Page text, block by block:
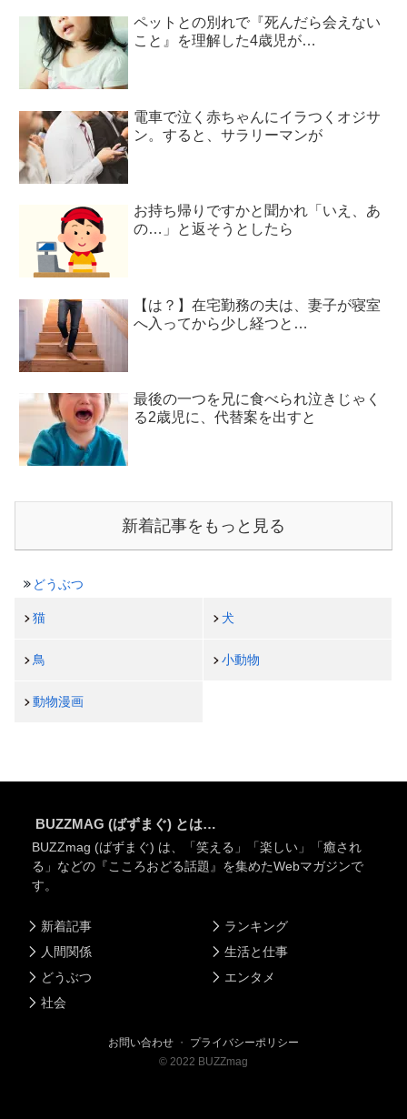
ペットとの別れで『死んだら会えない
こと』を理解した4歳児が…
電車で泣く赤ちゃんにイラつくオジサ
ン。すると、サラリーマンが
お持ち帰りですかと聞かれ「いえ、あ
の…」と返そうとしたら
【は？】在宅勤務の夫は、妻子が寝室
へ入ってから少し経つと…
最後の一つを兄に食べられ泣きじゃく
る2歳児に、代替案を出すと
新着記事をもっと見る
どうぶつ
猫 犬
鳥 小動物
動物漫画
BUZZMAG (ばずまぐ) とは…
BUZZmag (ばずまぐ) は、「笑える」「楽しい」「癒され
る」などの『こころおどる話題』を集めたWebマガジンで
す。
新着記事
人間関係
どうぶつ
社会
ランキング
生活と仕事
エンタメ
お問い合わせ ・ プライバシーポリシー
© 2022 BUZZmag